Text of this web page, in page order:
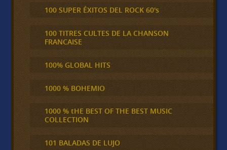
100 SUPER ÉXITOS DEL ROCK 60's
100 TITRES CULTES DE LA CHANSON
FRANCAISE
100% GLOBAL HITS
1000 % BOHEMIO
1000 % tHE BEST OF THE BEST MUSIC
COLLECTION
101 BALADAS DE LUJO